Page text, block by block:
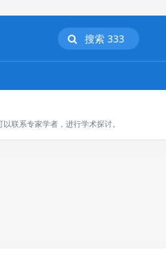
搜索 333
联系专家学者，进行学术探讨。